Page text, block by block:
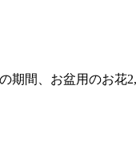
期間、お盆用のお花